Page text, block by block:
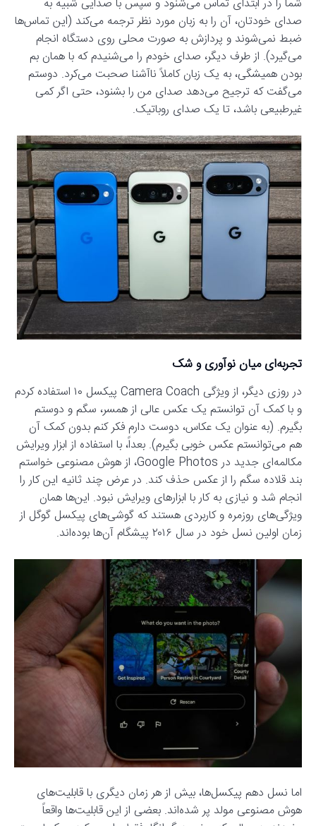
صدای خودتان، آن را به زبان مورد نظر ترجمه می‌کند (این تماس‌ها
ضبط نمی‌شوند و پردازش به صورت محلی روی دستگاه انجام
می‌گیرد). از طرف دیگر، صدای خودم را می‌شنیدم که با همان بم
بودن همیشگی، به یک زبان کاملاً ناآشنا صحبت می‌کرد. دوستم
می‌گفت که ترجیح می‌دهد صدای من را بشنود، حتی اگر کمی
غیرطبیعی باشد، تا یک صدای روباتیک.
تجربه‌ای میان نوآوری و شک
در روزی دیگر، از ویژگی Camera Coach پیکسل ۱۰ استفاده کردم
و با کمک آن توانستم یک عکس عالی از همسر، سگم و دوستم
بگیرم. (به عنوان یک عکاس، دوست دارم فکر کنم بدون کمک آن
هم می‌توانستم عکس خوبی بگیرم). بعداً، با استفاده از ابزار ویرایش
مکالمه‌ای جدید در Google Photos، از هوش مصنوعی خواستم
بند قلاده سگم را از عکس حذف کند. در عرض چند ثانیه این کار را
انجام شد و نیازی به کار با ابزارهای ویرایش نبود. این‌ها همان
ویژگی‌های روزمره و کاربردی هستند که گوشی‌های پیکسل گوگل از
زمان اولین نسل خود در سال ۲۰۱۶ پیشگام آن‌ها بوده‌اند.
اما نسل دهم پیکسل‌ها، بیش از هر زمان دیگری با قابلیت‌های
هوش مصنوعی مولد پر شده‌اند. بعضی از این قابلیت‌ها واقعاً